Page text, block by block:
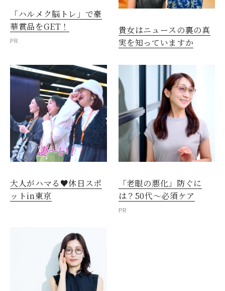
「ハルメク脳トレ」で豪
華賞品をGET！
PR
貴女はニュースの裏の真
実を知っていますか
大人がハマる♥休日スポ
ットin東京
「老眼の悪化」防ぐに
は？50代～必須ケア
PR